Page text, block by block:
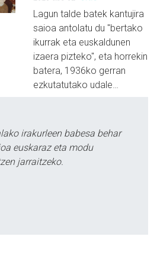
Lagun talde batek kantujira
saioa antolatu du "bertako
ikurrak eta euskaldunen
izaera pizteko", eta horrekin
batera, 1936ko gerran
ezkutatutako udale…
irakurleen babesa behar
euskaraz eta modu
jarraitzeko.